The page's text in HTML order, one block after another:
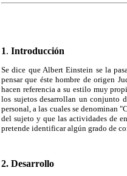
1. Introducción
Se dice que Albert Einstein se la
pensar que éste hombre de origen
hacen referencia a su estilo muy
los sujetos desarrollan un conjunto
personal, a las cuales se denominan
del sujeto y que las actividades de
pretende identificar algún grado de
2. Desarrollo